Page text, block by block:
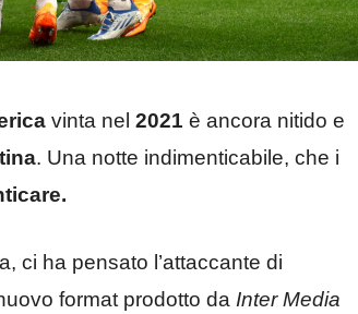
vinta nel 2021 è ancora nitido e
. Una notte indimenticabile, che i
ci ha pensato l’attaccante di
format prodotto da Inter Media